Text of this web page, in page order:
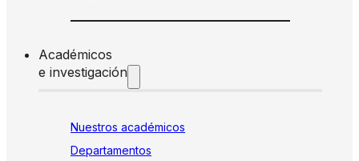
Académicos
e investigación
Nuestros académicos
Departamentos